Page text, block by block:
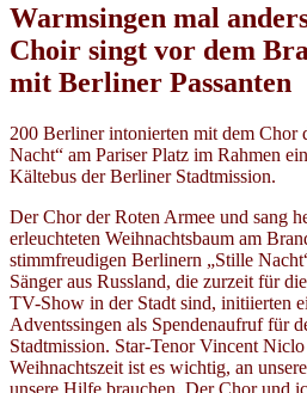
Warmsingen mal
Choir singt vor dem
mit Berliner Passanten
200 Berliner intonierten mit dem Chor
Nacht“ am Pariser Platz im Rahmen
Kältebus der Berliner Stadtmission.
Der Chor der Roten Armee und sang
erleuchteten Weihnachtsbaum am
stimmfreudigen Berlinern „Stille
Sänger aus Russland, die zurzeit für
TV-Show in der Stadt sind, initiierten
Adventssingen als Spendenaufruf für
Stadtmission. Star-Tenor Vincent
Weihnachtszeit ist es wichtig, an
unsere Hilfe brauchen. Der Chor und